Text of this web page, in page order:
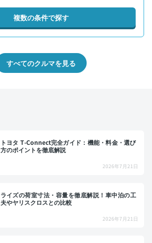
複数の条件で探す
すべてのクルマを見る
トヨタ T-Connect完全ガイド：機能・料金・選び
方のポイントを徹底解説
2026年7月21日
ライズの荷室寸法・容量を徹底解説！車中泊の工
夫やヤリスクロスとの比較
2026年7月21日